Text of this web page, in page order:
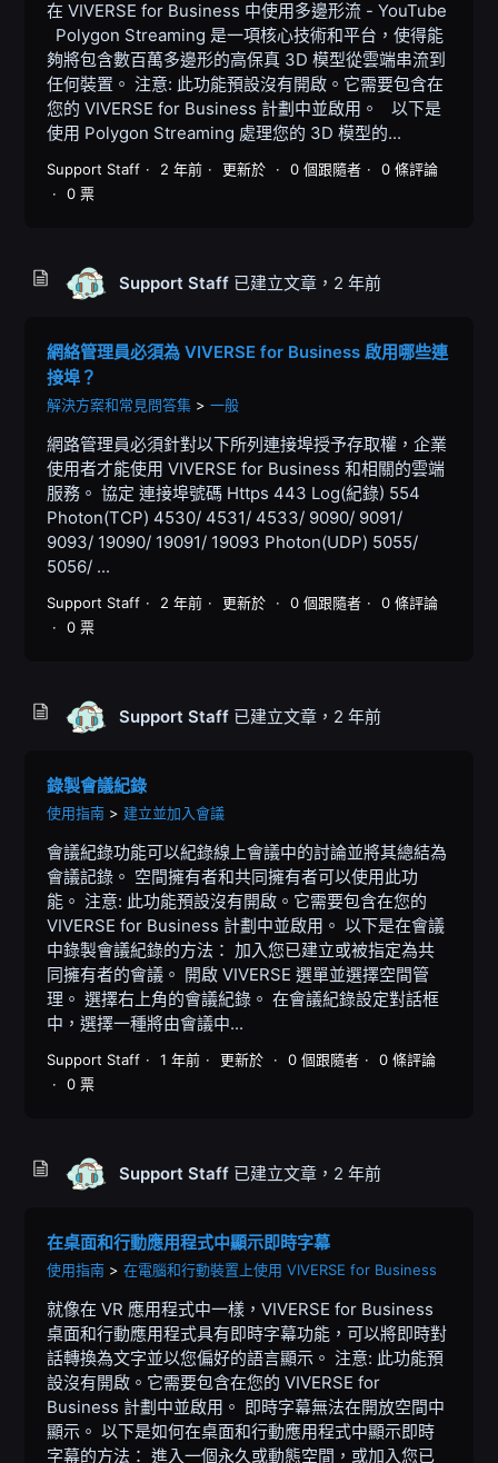
在 VIVERSE for Business 中使用多邊形流 - YouTube
Polygon Streaming 是一項核心技術和平台，使得能
夠將包含數百萬多邊形的高保真 3D 模型從雲端串流到
任何裝置。 注意: 此功能預設沒有開啟。它需要包含在
您的 VIVERSE for Business 計劃中並啟用。 以下是
使用 Polygon Streaming 處理您的 3D 模型的...
Support Staff 2 年前 更新於 0 個跟隨者
0 條評論
0 票
Support Staff 已建立文章， 2 年前
網絡管理員必須為 VIVERSE for Business 啟用哪些連
接埠？
解決方案和常見問答集 一般
網路管理員必須針對以下所列連接埠授予存取權，企業
使用者才能使用 VIVERSE for Business 和相關的雲端
服務。 協定 連接埠號碼 Https 443 Log(紀錄) 554
Photon(TCP) 4530/ 4531/ 4533/ 9090/ 9091/
9093/ 19090/ 19091/ 19093 Photon(UDP) 5055/
5056/ ...
Support Staff 2 年前 更新於 0 個跟隨者
0 條評論
0 票
Support Staff 已建立文章， 2 年前
錄製會議紀錄
使用指南 建立並加入會議
會議紀錄功能可以紀錄線上會議中的討論並將其總結為
會議記錄。 空間擁有者和共同擁有者可以使用此功
能。 注意: 此功能預設沒有開啟。它需要包含在您的
VIVERSE for Business 計劃中並啟用。 以下是在會議
中錄製會議紀錄的方法： 加入您已建立或被指定為共
同擁有者的會議。 開啟 VIVERSE 選單並選擇空間管
理。 選擇右上角的會議紀錄。 在會議紀錄設定對話框
中，選擇一種將由會議中...
Support Staff 1 年前 更新於 0 個跟隨者
0 條評論
0 票
Support Staff 已建立文章， 2 年前
在桌面和行動應用程式中顯示即時字幕
使用指南 在電腦和行動裝置上使用 VIVERSE for Business
就像在 VR 應用程式中一樣，VIVERSE for Business
桌面和行動應用程式具有即時字幕功能，可以將即時對
話轉換為文字並以您偏好的語言顯示。 注意: 此功能預
設沒有開啟。它需要包含在您的 VIVERSE for
Business 計劃中並啟用。 即時字幕無法在開放空間中
顯示。 以下是如何在桌面和行動應用程式中顯示即時
字幕的方法： 進入一個永久或動態空間，或加入您已